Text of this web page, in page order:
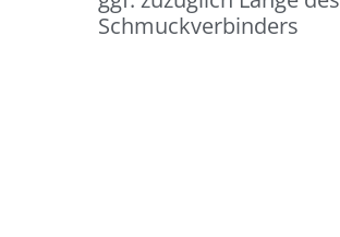
Schmuckverbinders